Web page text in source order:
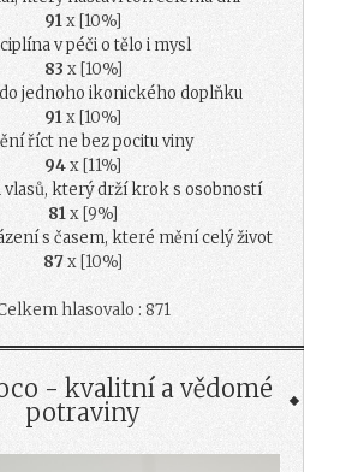
91x [10%]
v péči o tělo i mysl
83 x [10%]
jednoho ikonického doplňku
91x [10%]
říct ne bez pocitu viny
94x [11%]
vlasů, který drží krok s osobností
81x [9%]
s časem, které mění celý život
87x [10%]
hlasovalo : 871
- kvalitní a vědomé
potraviny